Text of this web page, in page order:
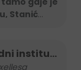
Stanić
institut